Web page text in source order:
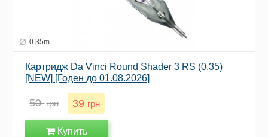
0.35m
Картридж Da Vinci Round Shader 3 RS (0.35)
[NEW] [Годен до 01.08.2026]
50грн 39 грн
Купить